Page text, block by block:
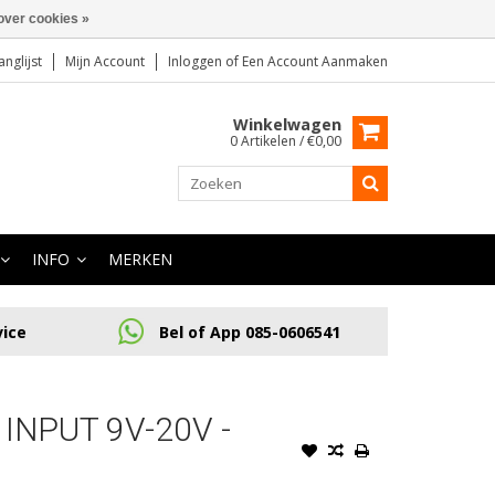
Mijn Account Inloggen of Een Account Aanmaken
Winkelwagen
0 Artikelen / €0,00
INFO MERKEN
Bel of App 085-0606541
9V-20V -
cookies »